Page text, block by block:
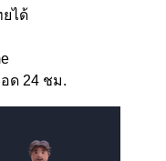
ได้
ด 24 ชม.